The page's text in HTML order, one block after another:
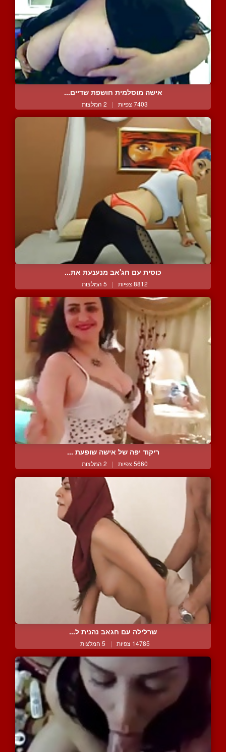
אישה מוסלמית חושפת שדיים...
7403 צפיות | 2 המלצות
כוסית עם חג'אב מנענעת את...
8812 צפיות | 5 המלצות
ריקוד יפה של אישה שופעת ...
5660 צפיות | 2 המלצות
שרלילה עם חגאב נהנית ל...
14785 צפיות | 5 המלצות